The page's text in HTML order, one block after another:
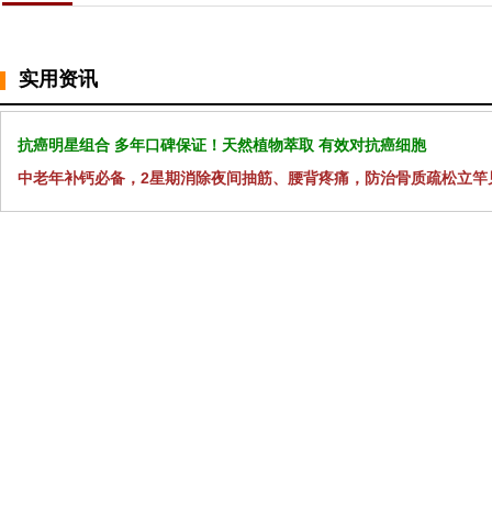
实用资讯
抗癌明星组合 多年口碑保证！天然植物萃取 有效对抗癌细胞
中老年补钙必备，2星期消除夜间抽筋、腰背疼痛，防治骨质疏松立竿